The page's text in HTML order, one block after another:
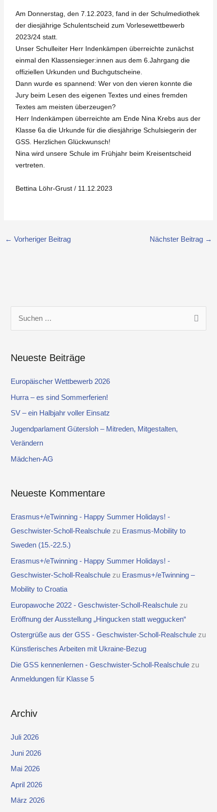
Am Donnerstag, den 7.12.2023, fand in der Schulmediothek
der diesjährige Schulentscheid zum Vorlesewettbewerb
2023/24 statt.
Unser Schulleiter Herr Indenkämpen überreichte zunächst
einmal den Klassensieger:innen aus dem 6.Jahrgang die
offiziellen Urkunden und Buchgutscheine.
Dann wurde es spannend: Wer von den vieren konnte die
Jury beim Lesen des eigenen Textes und eines fremden
Textes am meisten überzeugen?
Herr Indenkämpen überreichte am Ende Nina Krebs aus der
Klasse 6a die Urkunde für die diesjährige Schulsiegerin der
GSS. Herzlichen Glückwunsch!
Nina wird unsere Schule im Frühjahr beim Kreisentscheid
vertreten.
Bettina Löhr-Grust / 11.12.2023
← Vorheriger Beitrag Nächster Beitrag →
h
e
c
h
:
Neueste Beiträge
Europäischer Wettbewerb 2026
Hurra – es sind Sommerferien!
SV – ein Halbjahr voller Einsatz
Jugendparlament Gütersloh – Mitreden, Mitgestalten,
Verändern
Mädchen-AG
Neueste Kommentare
Erasmus+/eTwinning - Happy Summer Holidays! -
Geschwister-Scholl-Realschule zu Erasmus-Mobility to
Sweden (15.-22.5.)
Erasmus+/eTwinning - Happy Summer Holidays! -
Geschwister-Scholl-Realschule zu Erasmus+/eTwinning –
Mobility to Croatia
Europawoche 2022 - Geschwister-Scholl-Realschule zu
Eröffnung der Ausstellung „Hingucken statt weggucken“
Ostergrüße aus der GSS - Geschwister-Scholl-Realschule zu
Künstlerisches Arbeiten mit Ukraine-Bezug
Die GSS kennenlernen - Geschwister-Scholl-Realschule zu
Anmeldungen für Klasse 5
Archiv
Juli 2026
Juni 2026
Mai 2026
April 2026
März 2026